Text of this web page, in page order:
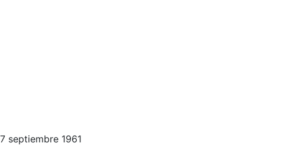
7 septiembre 1961